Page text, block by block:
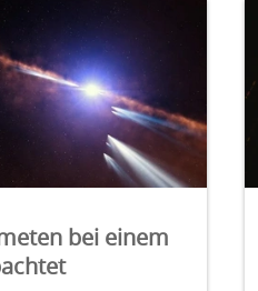
bei einem